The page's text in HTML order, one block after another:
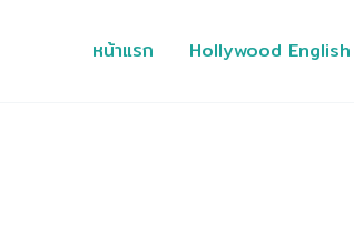
หน้าแรก Hollywood English